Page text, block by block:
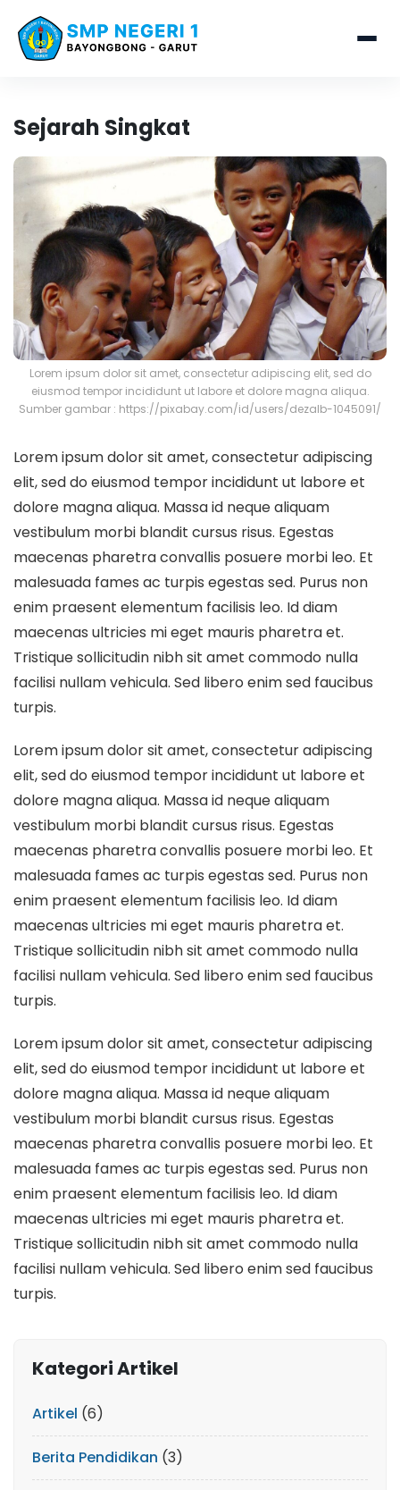
Sejarah Singkat
Lorem ipsum dolor sit amet, consectetur adipiscing elit, sed do
eiusmod tempor incididunt ut labore et dolore magna aliqua.
Sumber gambar : https://pixabay.com/id/users/dezalb-1045091/
Lorem ipsum dolor sit amet, consectetur adipiscing
elit, sed do eiusmod tempor incididunt ut labore et
dolore magna aliqua. Massa id neque aliquam
vestibulum morbi blandit cursus risus. Egestas
maecenas pharetra convallis posuere morbi leo. Et
malesuada fames ac turpis egestas sed. Purus non
enim praesent elementum facilisis leo. Id diam
maecenas ultricies mi eget mauris pharetra et.
Tristique sollicitudin nibh sit amet commodo nulla
facilisi nullam vehicula. Sed libero enim sed faucibus
turpis.
Lorem ipsum dolor sit amet, consectetur adipiscing
elit, sed do eiusmod tempor incididunt ut labore et
dolore magna aliqua. Massa id neque aliquam
vestibulum morbi blandit cursus risus. Egestas
maecenas pharetra convallis posuere morbi leo. Et
malesuada fames ac turpis egestas sed. Purus non
enim praesent elementum facilisis leo. Id diam
maecenas ultricies mi eget mauris pharetra et.
Tristique sollicitudin nibh sit amet commodo nulla
facilisi nullam vehicula. Sed libero enim sed faucibus
turpis.
Lorem ipsum dolor sit amet, consectetur adipiscing
elit, sed do eiusmod tempor incididunt ut labore et
dolore magna aliqua. Massa id neque aliquam
vestibulum morbi blandit cursus risus. Egestas
maecenas pharetra convallis posuere morbi leo. Et
malesuada fames ac turpis egestas sed. Purus non
enim praesent elementum facilisis leo. Id diam
maecenas ultricies mi eget mauris pharetra et.
Tristique sollicitudin nibh sit amet commodo nulla
facilisi nullam vehicula. Sed libero enim sed faucibus
turpis.
Kategori Artikel
Artikel (6)
Berita Pendidikan (3)